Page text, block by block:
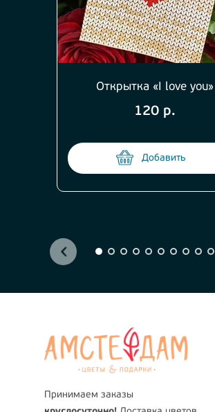
Открытка «I love you»
120 р.
Добавить
Принимаем заказы